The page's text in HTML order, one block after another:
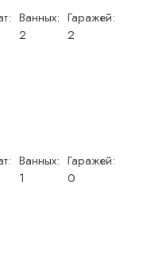
Ванных:
2
Гаражей:
2
Ванных:
1
Гаражей:
0